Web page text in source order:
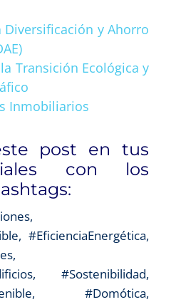
y Ahorro
Transición Ecológica y
Inmobiliarios
post en tus
con los
#EficienciaEnergética,
#Sostenibilidad,
#Domótica,